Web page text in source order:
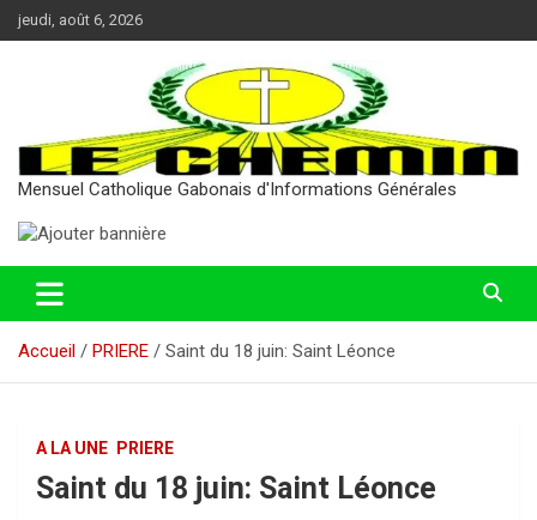
Aller
au
jeudi, août 6, 2026
Mensuel Catholique Gabonais d'Informations Générales
Accueil PRIERE Saint du 18 juin: Saint Léonce
A LA UNE PRIERE
Saint du 18 juin: Saint Léonce